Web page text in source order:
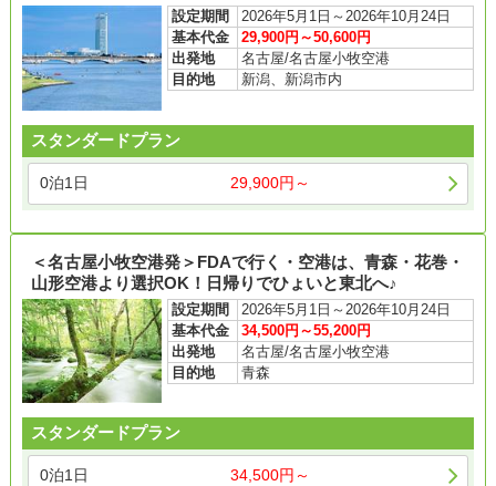
設定期間
2026年5月1日～2026年10月24日
基本代金
29,900円～50,600円
出発地
名古屋/名古屋小牧空港
目的地
新潟、新潟市内
スタンダードプラン
0泊1日 29,900円～
＜名古屋小牧空港発＞FDAで行く・空港は、青森・花巻・
山形空港より選択OK！日帰りでひょいと東北へ♪
設定期間
2026年5月1日～2026年10月24日
基本代金
34,500円～55,200円
出発地
名古屋/名古屋小牧空港
目的地
青森
スタンダードプラン
0泊1日 34,500円～